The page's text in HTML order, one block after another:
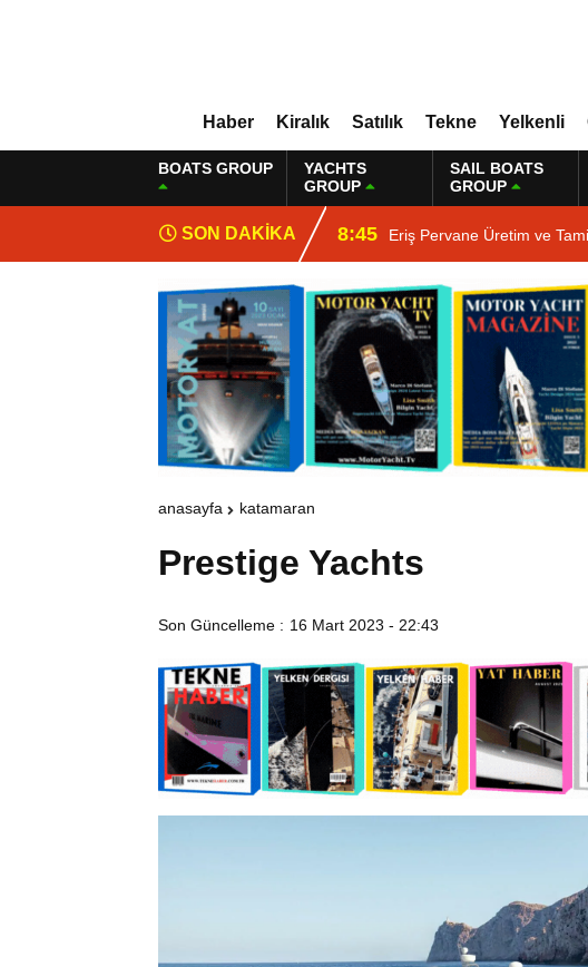
Haber Kiralık Satılık Tekne Yelkenli
BOATS GROUP
YACHTS
GROUP
SAIL BOATS
GROUP
SON DAKİKA 8:45 Eriş Pervane Üretim ve
anasayfa katamaran
Prestige Yachts
Son Güncelleme : 16 Mart 2023 - 22:43